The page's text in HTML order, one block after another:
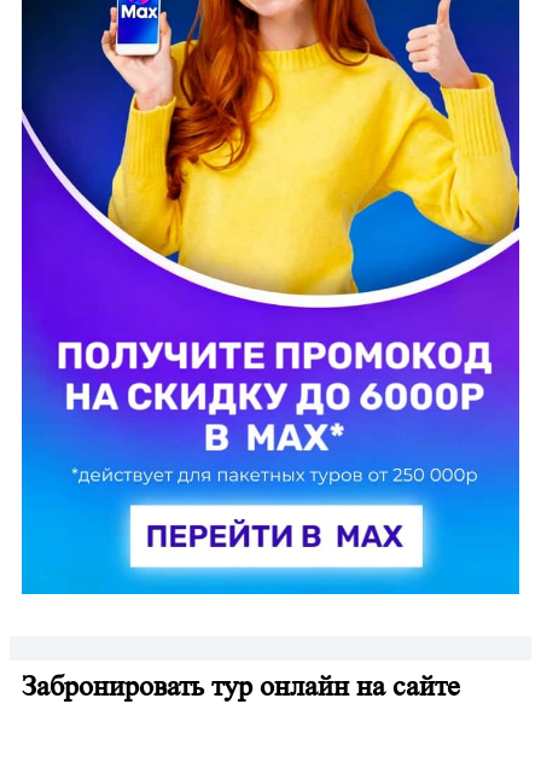
Забронировать тур онлайн на сайте